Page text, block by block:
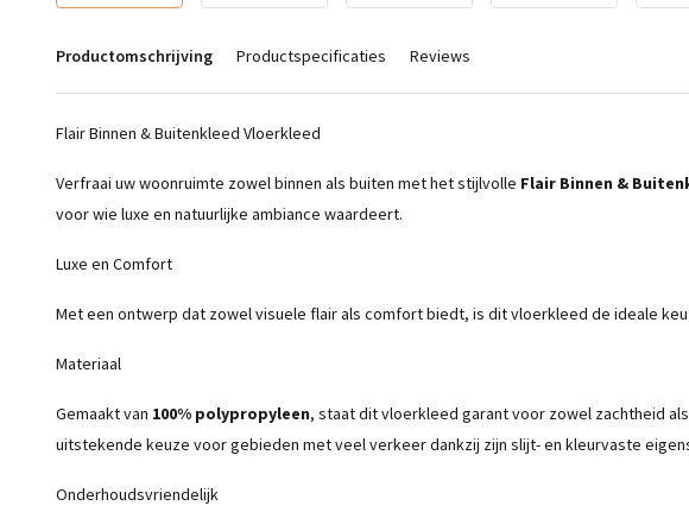
Productomschrijving Productspecificaties Reviews
Flair Binnen & Buitenkleed Vloerkleed
Verfraai uw woonruimte zowel binnen als buiten met het stijlvolle Flair Binnen &
voor wie luxe en natuurlijke ambiance waardeert.
Luxe en Comfort
Met een ontwerp dat zowel visuele flair als comfort biedt, is dit vloerkleed de ideale
Materiaal
Gemaakt van 100% polypropyleen, staat dit vloerkleed garant voor zowel zachtheid
uitstekende keuze voor gebieden met veel verkeer dankzij zijn slijt- en kleurvaste
Onderhoudsvriendelijk